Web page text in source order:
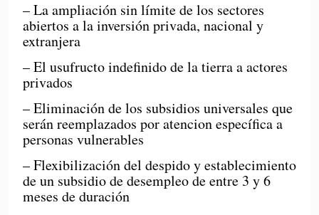
– La ampliación sin límite de los sectores
abiertos a la inversión privada, nacional y
extranjera
– El usufructo indefinido de la tierra a actores
privados
– Eliminación de los subsidios universales que
serán reemplazados por atencion específica a
personas vulnerables
– Flexibilización del despido y establecimiento
de un subsidio de desempleo de entre 3 y 6
meses de duración